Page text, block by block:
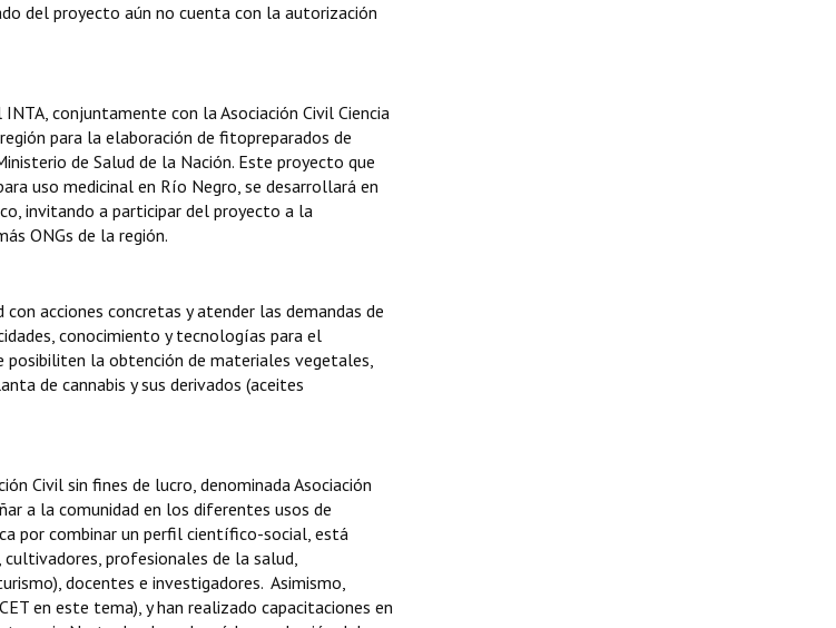
del proyecto aún no cuenta con la autorización
conjuntamente con la Asociación Civil Ciencia
para la elaboración de fitopreparados de
de Salud de la Nación. Este proyecto que
uso medicinal en Río Negro, se desarrollará en
invitando a participar del proyecto a la
ONGs de la región.
acciones concretas y atender las demandas de
conocimiento y tecnologías para el
posibiliten la obtención de materiales vegetales,
de cannabis y sus derivados (aceites
Civil sin fines de lucro, denominada Asociación
a la comunidad en los diferentes usos de
por combinar un perfil científico-social, está
profesionales de la salud,
docentes e investigadores. Asimismo,
en este tema), y han realizado capacitaciones en